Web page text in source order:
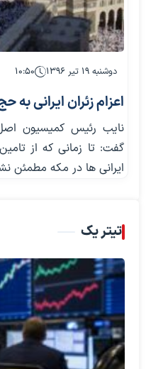
دوشنبه ۱۹ تیر ۱۳۹۶ ۱۰:۵۰
اعزام زئران ایرانی
گفت: تا زمانی که از
ایرانی ها در مکه مطمئن
تیتر یک